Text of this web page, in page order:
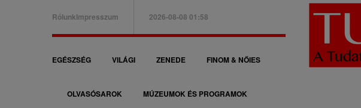
B
a
RólunkImpresszum 2026-08-08 01:58
F
EGÉSZSÉG VILÁGI ZENEDE FINOM & NŐIES
OLVASÓSAROK MÚZEUMOK ÉS PROGRAMOK